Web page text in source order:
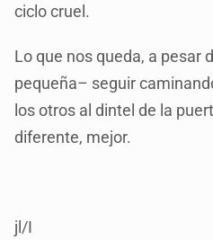
ciclo cruel.
Lo que nos queda, a pesar
pequeña– seguir
los otros al dintel de la
diferente, mejor.
jl/I